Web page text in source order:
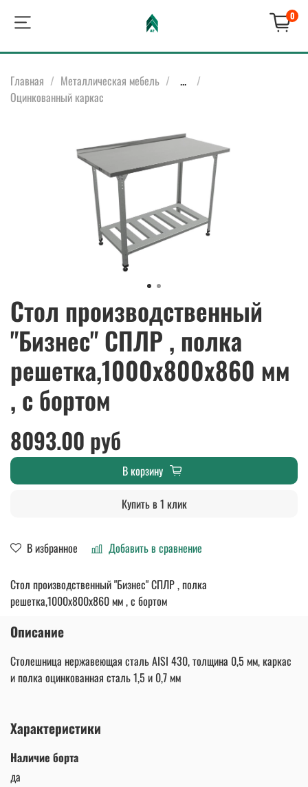
0
Главная Металлическая мебель
...
Оцинкованный каркас
Стол производственный
"Бизнес" СПЛР , полка
решетка,1000х800х860 мм
, c бортом
В избранное Добавить в сравнение
8093.00 руб
В корзину
Купить в 1 клик
Стол производственный "Бизнес" СПЛР , полка
решетка,1000х800х860 мм , c бортом
Описание
Столешница нержавеющая сталь AISI 430, толщина 0,5 мм, каркас
и полка оцинкованная сталь 1,5 и 0,7 мм
Характеристики
Наличие борта
да